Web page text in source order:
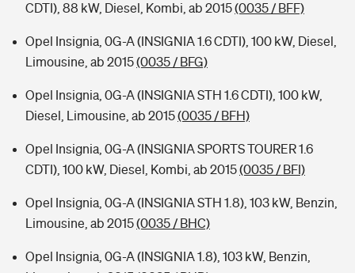
CDTI), 88 kW, Diesel, Kombi, ab 2015(0035 / BFF)
Opel Insignia, 0G-A (INSIGNIA 1.6 CDTI), 100 kW, Diesel,
Limousine, ab 2015(0035 / BFG)
Opel Insignia, 0G-A (INSIGNIA STH 1.6 CDTI), 100 kW,
Diesel, Limousine, ab 2015(0035 / BFH)
Opel Insignia, 0G-A (INSIGNIA SPORTS TOURER 1.6
CDTI), 100 kW, Diesel, Kombi, ab 2015(0035 / BFI)
Opel Insignia, 0G-A (INSIGNIA STH 1.8), 103 kW, Benzin,
Limousine, ab 2015(0035 / BHC)
Opel Insignia, 0G-A (INSIGNIA 1.8), 103 kW, Benzin,